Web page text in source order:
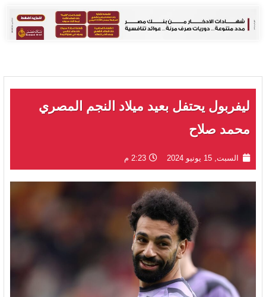
ليفربول يحتفل بعيد ميلاد النجم المصري
محمد صلاح
السبت, 15 يونيو 2024 2:23 م